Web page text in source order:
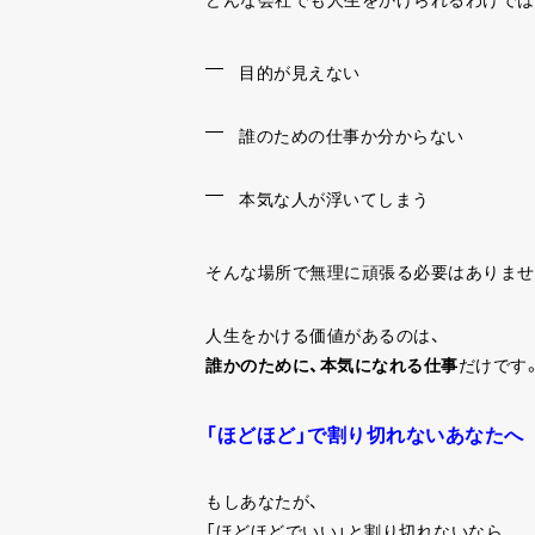
目的が見えない
誰のための仕事か分からない
本気な人が浮いてしまう
そんな場所で無理に頑張る必要はありませ
人生をかける価値があるのは、
誰かのために、本気になれる仕事だけです。
「ほどほど」で割り切れないあなたへ
もしあなたが、